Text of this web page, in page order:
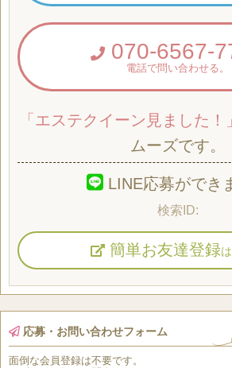
070-6567-
電話で問い合わせる。
「エステクイーン見ました！」
ムーズです。
LINE応募ができ
簡単お友達登録
応募・お問い合わせフォーム
面倒な会員登録は不要です。